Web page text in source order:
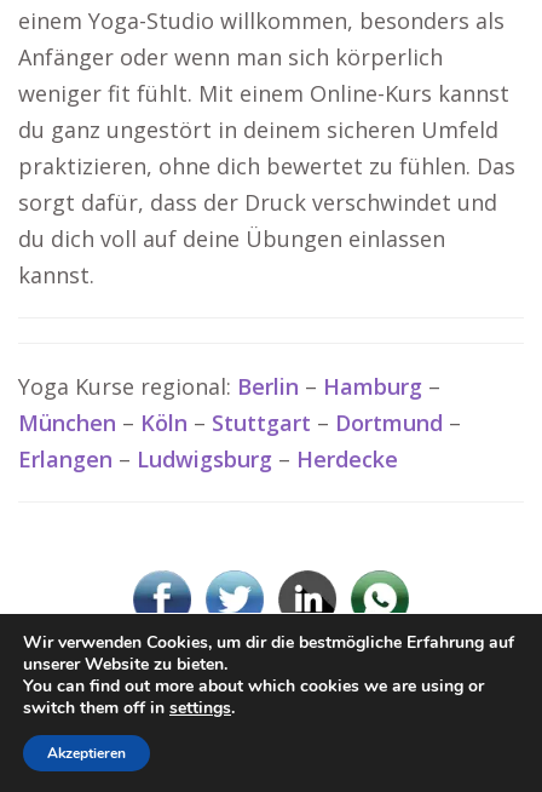
einem Yoga-Studio willkommen, besonders als
Anfänger oder wenn man sich körperlich
weniger fit fühlt. Mit einem Online-Kurs kannst
du ganz ungestört in deinem sicheren Umfeld
praktizieren, ohne dich bewertet zu fühlen. Das
sorgt dafür, dass der Druck verschwindet und
du dich voll auf deine Übungen einlassen
kannst.
Yoga Kurse regional: Berlin – Hamburg –
München – Köln – Stuttgart – Dortmund –
Erlangen – Ludwigsburg – Herdecke
© www-Yoga.de
Impressum / Datenschutz
Wir verwenden Cookies, um dir die bestmögliche Erfahrung auf
unserer Website zu bieten.
You can find out more about which cookies we are using or
switch them off in settings.
Akzeptieren